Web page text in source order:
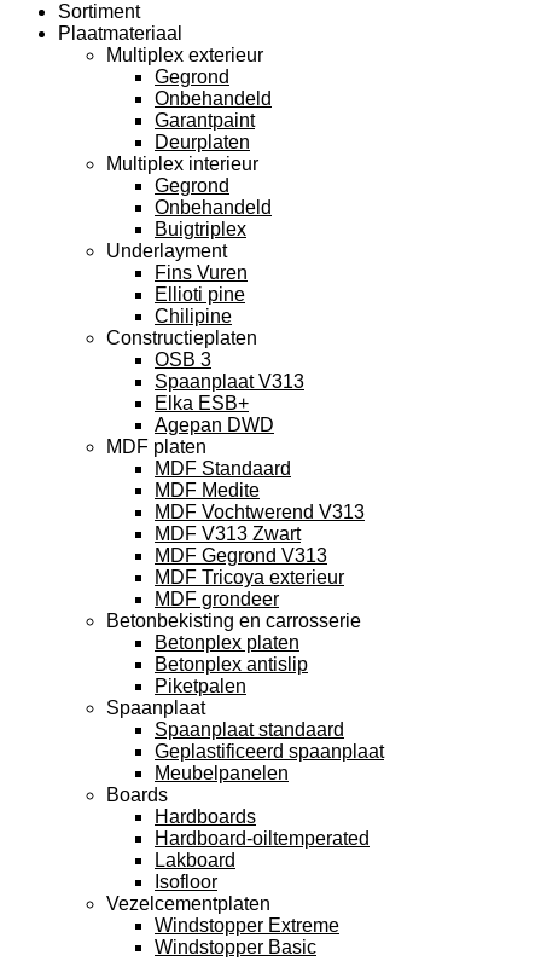
Sortiment
Plaatmateriaal
Multiplex exterieur
Gegrond
Onbehandeld
Garantpaint
Deurplaten
Multiplex interieur
Gegrond
Onbehandeld
Buigtriplex
Underlayment
Fins Vuren
Ellioti pine
Chilipine
Constructieplaten
OSB 3
Spaanplaat V313
Elka ESB+
Agepan DWD
MDF platen
MDF Standaard
MDF Medite
MDF Vochtwerend V313
MDF V313 Zwart
MDF Gegrond V313
MDF Tricoya exterieur
MDF grondeer
Betonbekisting en carrosserie
Betonplex platen
Betonplex antislip
Piketpalen
Spaanplaat
Spaanplaat standaard
Geplastificeerd spaanplaat
Meubelpanelen
Boards
Hardboards
Hardboard-oiltemperated
Lakboard
Isofloor
Vezelcementplaten
Windstopper Extreme
Windstopper Basic